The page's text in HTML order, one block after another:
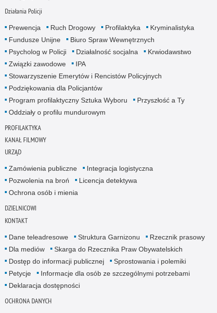
Działania Policji
Prewencja Ruch Drogowy Profilaktyka
Kryminalistyka
Fundusze Unijne
Biuro Spraw Wewnętrznych
Psycholog w Policji
Działalność socjalna
Krwiodawstwo
Związki zawodowe
IPA
Stowarzyszenie Emerytów i Rencistów Policyjnych
Podziękowania dla Policjantów
Program profilaktyczny Sztuka Wyboru
Przyszłość a Ty
Oddziały o profilu mundurowym
PROFILAKTYKA
KANAŁ FILMOWY
URZĄD
Zamówienia publiczne
Integracja logistyczna
Pozwolenia na broń
Licencja detektywa
Ochrona osób i mienia
DZIELNICOWI
KONTAKT
Dane teleadresowe Struktura Garnizonu
Rzecznik prasowy
Dla mediów
Skarga do Rzecznika Praw Obywatelskich
Dostęp do informacji publicznej
Sprostowania i polemiki
Petycje
Informacje dla osób ze szczególnymi potrzebami
Deklaracja dostępności
OCHRONA DANYCH